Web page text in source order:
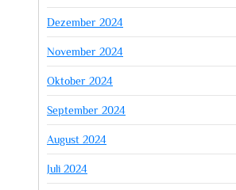
Dezember 2024
November 2024
Oktober 2024
September 2024
August 2024
Juli 2024